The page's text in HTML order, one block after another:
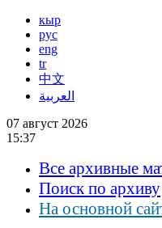
кыр
рус
eng
tr
中文
العربية
07 август 2026
15:37
Все архивные
Поиск по архиву
На основной